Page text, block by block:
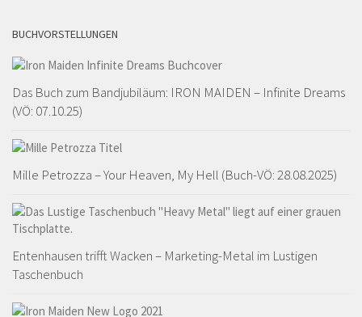
BUCHVORSTELLUNGEN
Das Buch zum Bandjubiläum: IRON MAIDEN – Infinite Dreams
(VÖ: 07.10.25)
Mille Petrozza – Your Heaven, My Hell (Buch-VÖ: 28.08.2025)
Entenhausen trifft Wacken – Marketing-Metal im Lustigen
Taschenbuch